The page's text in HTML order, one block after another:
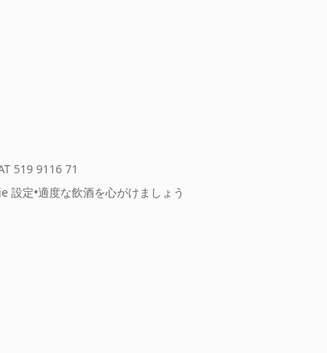
519 9116 71
設定•適度な飲酒を心がけましょう